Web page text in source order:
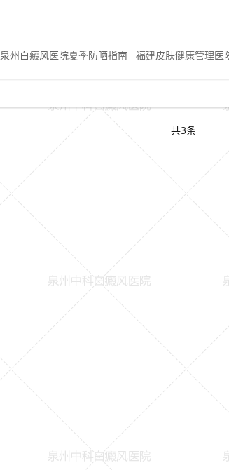
泉州白癜风医院夏季防晒指南 福建皮肤健康管理医
共3条